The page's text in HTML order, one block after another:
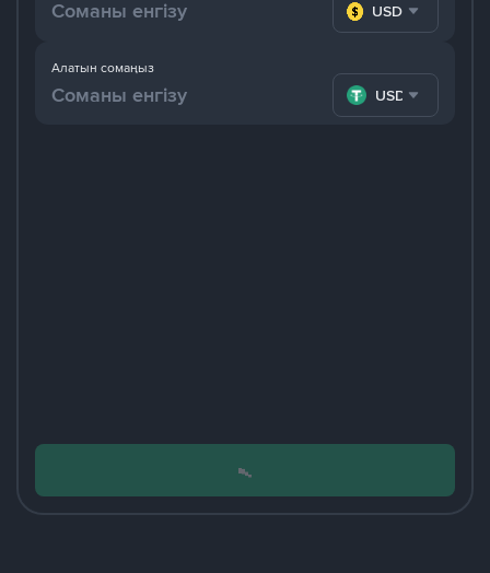
USD
Алатын сомаңыз
USDT